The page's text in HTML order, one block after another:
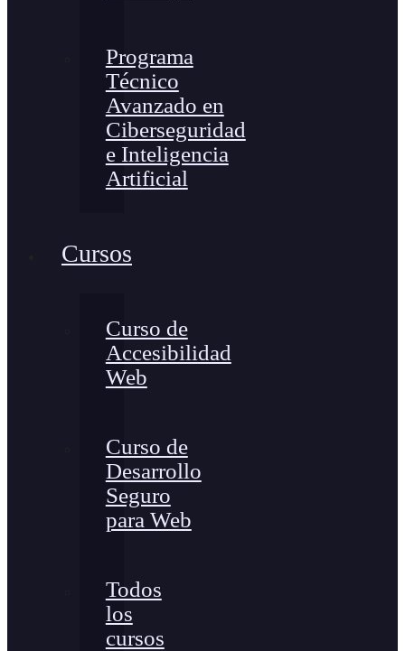
Programa
Técnico
Avanzado en
Ciberseguridad
e Inteligencia
Artificial
Cursos
Curso de
Accesibilidad
Web
Curso de
Desarrollo
Seguro
para Web
Todos
los
cursos